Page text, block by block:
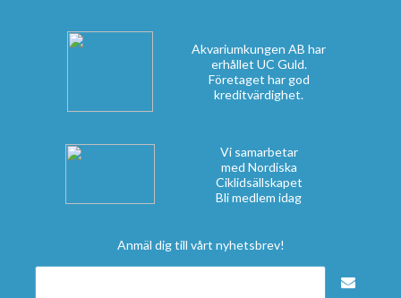
Akvariumkungen AB har
erhållet UC Guld.
Företaget har god
kreditvärdighet.
Vi samarbetar
med Nordiska
Ciklidsällskapet
Bli medlem idag
Anmäl dig till vårt nyhetsbrev!